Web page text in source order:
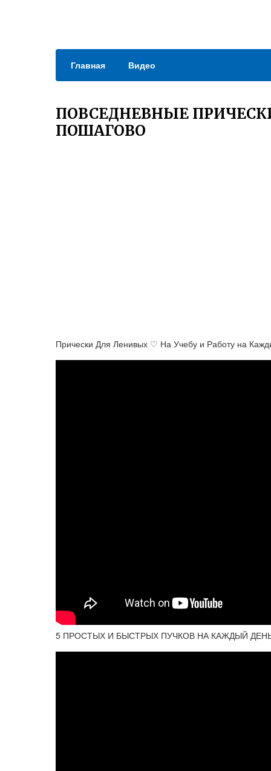
Главная Видео
ПОВСЕДНЕВНЫЕ
ПОШАГОВО
Прически Для Ленивых ♡ На Учебу и Работу на
5 ПРОСТЫХ И БЫСТРЫХ ПУЧКОВ НА КАЖДЫЙ